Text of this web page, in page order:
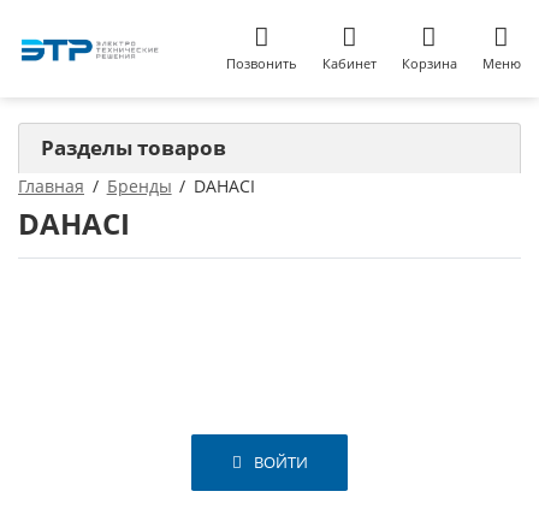
Позвонить Кабинет Корзина Меню
Главная Бренды DAHACI
DAHACI
Разделы товаров
ВОЙТИ